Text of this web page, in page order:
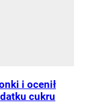
i ocenił
cukru